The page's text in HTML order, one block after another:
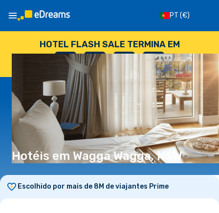
PT (€)
HOTEL FLASH SALE TERMINA EM
--
DIAS
: --
HORAS
: --
SEGUNDOS
Hotéis em Wagga Wagga, NSW
Escolhido por mais de 8M de viajantes Prime